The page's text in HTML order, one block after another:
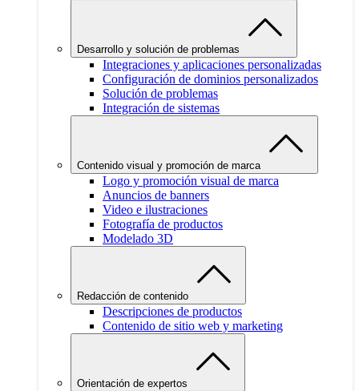
Desarrollo y solución de problemas
Integraciones y aplicaciones personalizadas
Configuración de dominios personalizados
Solución de problemas
Integración de sistemas
Contenido visual y promoción de marca
Logo y promoción visual de marca
Anuncios de banners
Video e ilustraciones
Fotografía de productos
Modelado 3D
Redacción de contenido
Descripciones de productos
Contenido de sitio web y marketing
Orientación de expertos